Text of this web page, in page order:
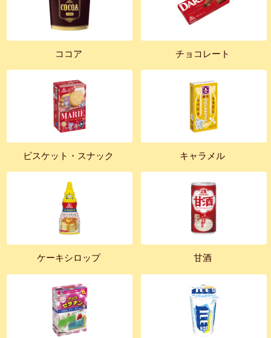
ココア チョコレート
ビスケット・スナック キャラメル
ケーキシロップ 甘酒